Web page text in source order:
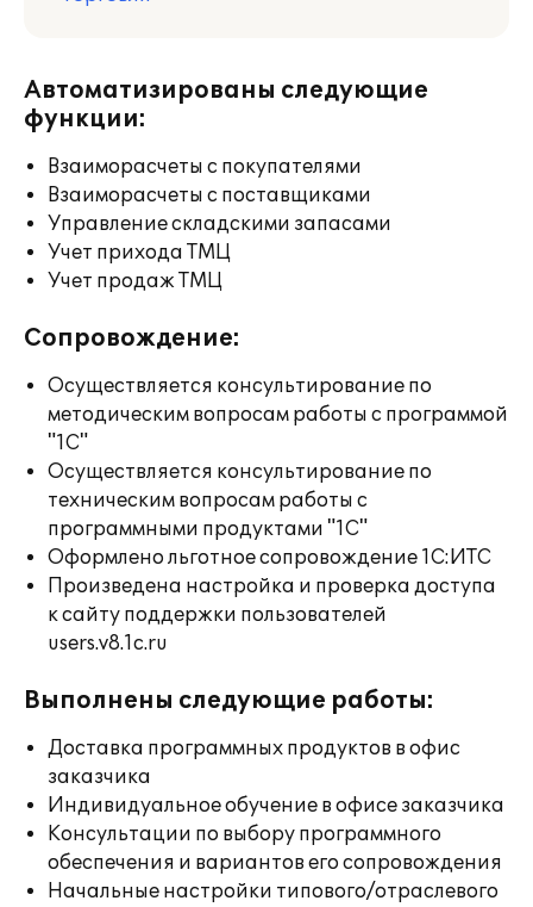
Автоматизированы следующие
функции:
Взаиморасчеты с покупателями
Взаиморасчеты с поставщиками
Управление складскими запасами
Учет прихода ТМЦ
Учет продаж ТМЦ
Сопровождение:
Осуществляется консультирование по
методическим вопросам работы с программой
"1С"
Осуществляется консультирование по
техническим вопросам работы с
программными продуктами "1С"
Оформлено льготное сопровождение 1С:ИТС
Произведена настройка и проверка доступа
к сайту поддержки пользователей
users.v8.1c.ru
Выполнены следующие работы:
Доставка программных продуктов в офис
заказчика
Индивидуальное обучение в офисе заказчика
Консультации по выбору программного
обеспечения и вариантов его сопровождения
Начальные настройки типового/отраслевого